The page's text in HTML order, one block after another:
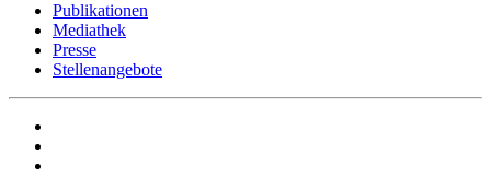
Publikationen
Mediathek
Presse
Stellenangebote